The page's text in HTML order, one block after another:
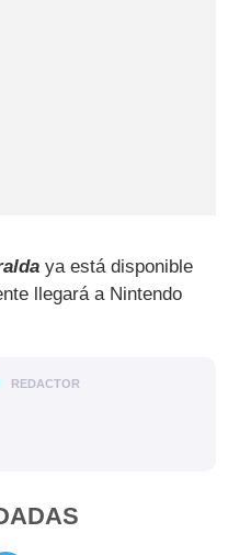
ya está disponible
llegará a Nintendo
REDACTOR